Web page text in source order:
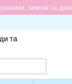
зимові та
та